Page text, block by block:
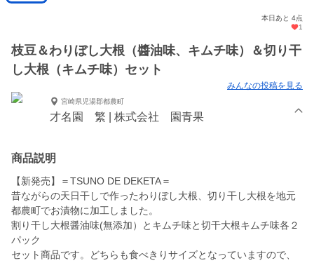
本日あと 4点
1
枝豆＆わりぼし大根（醬油味、キムチ味）＆切り干
し大根（キムチ味）セット
みんなの投稿を見る
宮崎県児湯郡都農町
才名園 繁 | 株式会社 園青果
商品説明
【新発売】＝TSUNO DE DEKETA＝
昔ながらの天日干しで作ったわりぼし大根、切り干し大根を地元
都農町でお漬物に加工しました。
割り干し大根醤油味(無添加）とキムチ味と切干大根キムチ味各２
パック
セット商品です。どちらも食べきりサイズとなっていますので、